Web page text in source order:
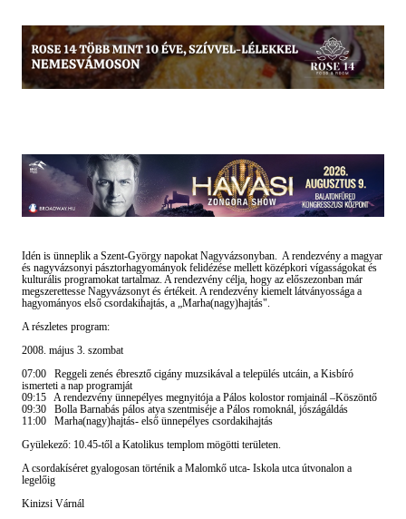
Idén is ünneplik a Szent-György napokat Nagyvázsonyban. A rendezvény a magyar
és nagyvázsonyi pásztorhagyományok felidézése mellett középkori vígasságokat és
kulturális programokat tartalmaz. A rendezvény célja, hogy az előszezonban már
megszerettesse Nagyvázsonyt és értékeit. A rendezvény kiemelt látványossága a
hagyományos első csordakihajtás, a „Marha(nagy)hajtás".
A részletes program:
2008. május 3. szombat
07:00 Reggeli zenés ébresztő cigány muzsikával a település utcáin, a Kisbíró
ismerteti a nap programját
09:15 A rendezvény ünnepélyes megnyitója a Pálos kolostor romjainál –Köszöntő
09:30 Bolla Barnabás pálos atya szentmiséje a Pálos romoknál, jószágáldás
11:00 Marha(nagy)hajtás- első ünnepélyes csordakihajtás
Gyülekező: 10.45-től a Katolikus templom mögötti területen.
A csordakíséret gyalogosan történik a Malomkő utca- Iskola utca útvonalon a
legelőig
Kinizsi Várnál